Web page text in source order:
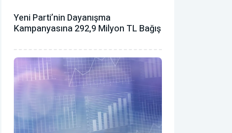
Yeni Parti’nin Dayanışma
Kampanyasına 292,9 Milyon TL Bağış